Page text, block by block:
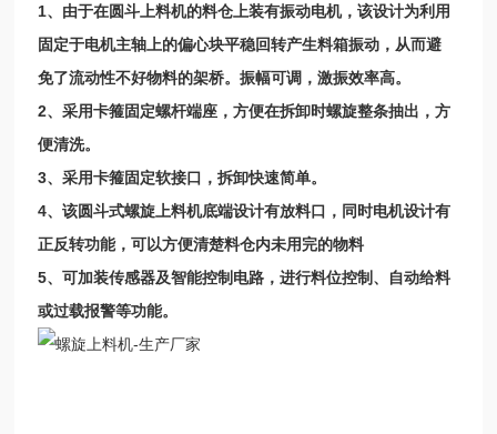
1、由于在圆斗上料机的料仓上装有振动电机，该设计为利用
固定于电机主轴上的偏心块平稳回转产生料箱振动，从而避
免了流动性不好物料的架桥。振幅可调，激振效率高。
2、采用卡箍固定螺杆端座，方便在拆卸时螺旋整条抽出，方
便清洗。
3、采用卡箍固定软接口，拆卸快速简单。
4、该圆斗式螺旋上料机底端设计有放料口，同时电机设计有
正反转功能，可以方便清楚料仓内未用完的物料
5、可加装传感器及智能控制电路，进行料位控制、自动给料
或过载报警等功能。